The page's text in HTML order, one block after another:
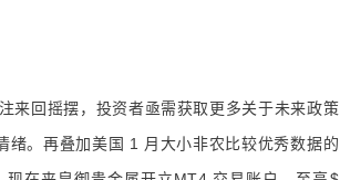
回摇摆，投资者亟需获取更多关于未来政策
。再叠加美国 1 月大小非农比较优秀数据的